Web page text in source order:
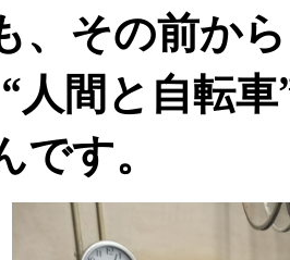
、その前か
人間と自転
す。